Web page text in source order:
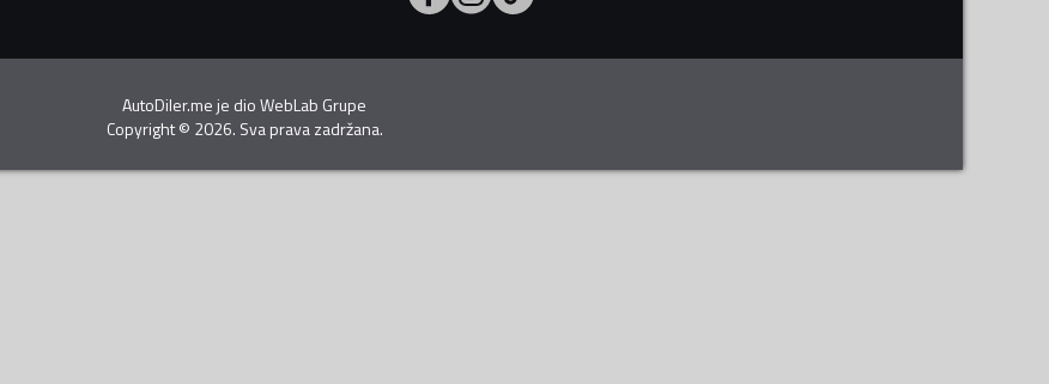
AutoDiler.me je dioWebLab Grupe
Copyright© 2026. Sva prava zadržana.